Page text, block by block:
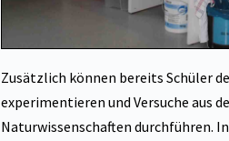
Zusätzlich können bereits Schüler
experimentieren und Versuche aus
Naturwissenschaften durchführen.